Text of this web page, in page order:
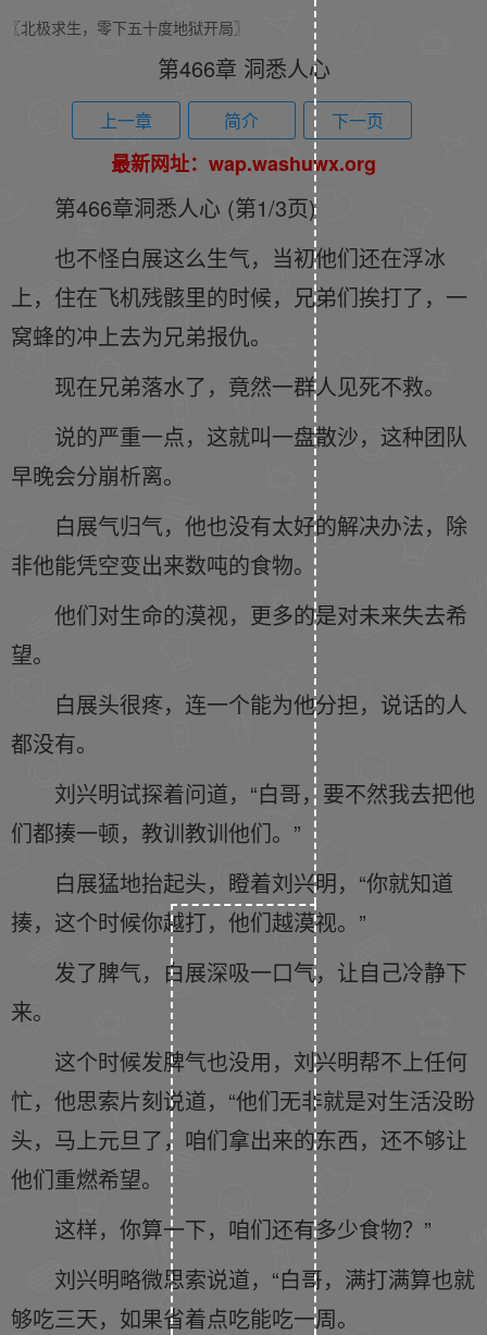
〖北极求生，零下五十度地狱开局〗
第466章 洞悉人心
上一章 简介 下一页
最新网址：wap.washuwx.org
第466章洞悉人心 (第1/3页)
也不怪白展这么生气，当初他们还在浮冰
上，住在飞机残骸里的时候，兄弟们挨打了，一
窝蜂的冲上去为兄弟报仇。
现在兄弟落水了，竟然一群人见死不救。
说的严重一点，这就叫一盘散沙，这种团队
早晚会分崩析离。
白展气归气，他也没有太好的解决办法，除
非他能凭空变出来数吨的食物。
他们对生命的漠视，更多的是对未来失去希
望。
白展头很疼，连一个能为他分担，说话的人
都没有。
刘兴明试探着问道，“白哥，要不然我去把他
们都揍一顿，教训教训他们。”
白展猛地抬起头，瞪着刘兴明，“你就知道
揍，这个时候你越打，他们越漠视。”
发了脾气，白展深吸一口气，让自己冷静下
来。
这个时候发脾气也没用，刘兴明帮不上任何
忙，他思索片刻说道，“他们无非就是对生活没盼
头，马上元旦了，咱们拿出来的东西，还不够让
他们重燃希望。
这样，你算一下，咱们还有多少食物？”
刘兴明略微思索说道，“白哥，满打满算也就
够吃三天，如果省着点吃能吃一周。